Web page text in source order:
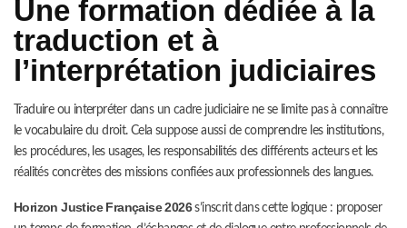
Une formation dédiée à la
traduction et à
l’interprétation judiciaires
Traduire ou interpréter dans un cadre judiciaire ne se limite pas à connaître
le vocabulaire du droit. Cela suppose aussi de comprendre les institutions,
les procédures, les usages, les responsabilités des différents acteurs et les
réalités concrètes des missions confiées aux professionnels des langues.
Horizon Justice Française 2026s’inscrit dans cette logique : proposer